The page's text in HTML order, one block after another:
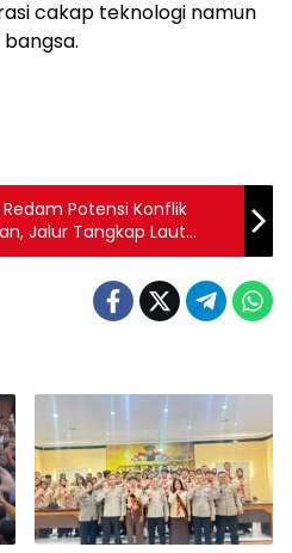
cakap teknologi namun
Potensi Konflik
Jalur Tangkap Laut